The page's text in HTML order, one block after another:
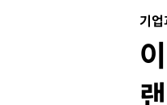
기업